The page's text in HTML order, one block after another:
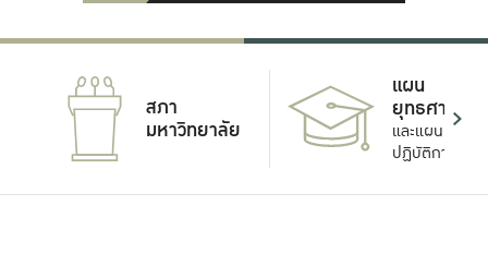
สภา
มหาวิทยาลัย
แผน
ยุทธศาสตร์
และแผน
ปฏิบัติการ